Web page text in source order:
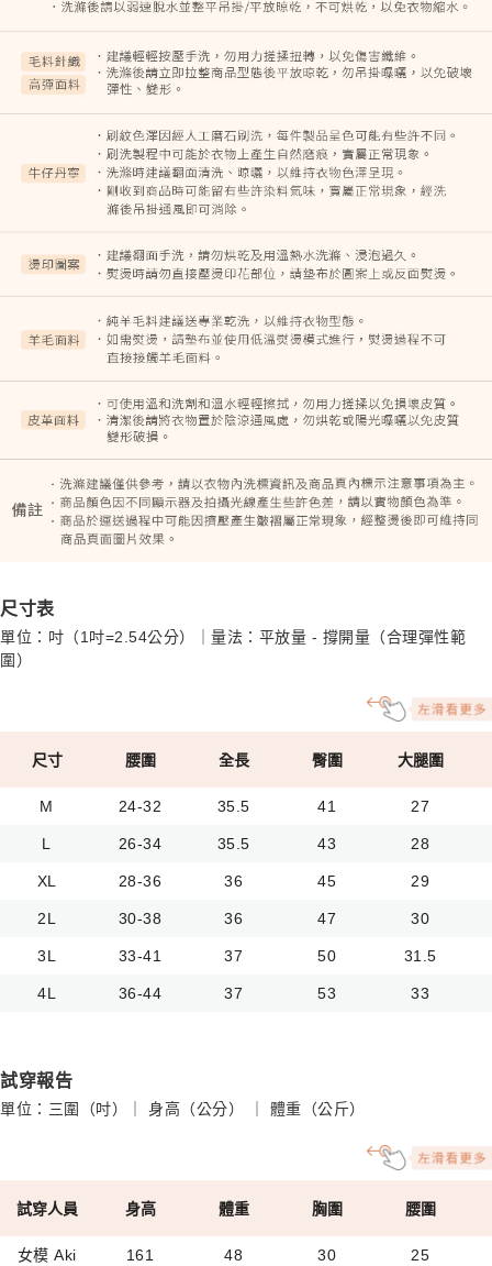
尺寸表
單位：吋（1吋=2.54公分）｜量法：平放量 - 撐開量（合理彈性範
圍）
尺寸 腰圍 全長 臀圍 大腿圍
M 24-32 35.5 41 27
L 26-34 35.5 43 28
XL 28-36 36 45 29
2L 30-38 36 47 30
3L 33-41 37 50 31.5
4L 36-44 37 53 33
試穿報告
單位：三圍（吋）｜ 身高（公分） ｜ 體重（公斤）
試穿人員 身高 體重 胸圍 腰圍
女模 Aki 161 48 30 25